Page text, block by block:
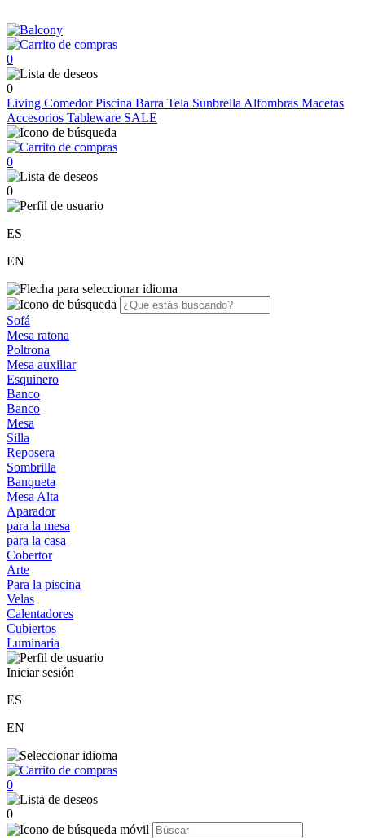
0
0
Living ComedorPiscina Barra Tela Sunbrella Alfombras Macetas
Accesorios Tableware SALE
0
0
ES
EN
Sofá
Mesa ratona
Poltrona
Mesa auxiliar
Esquinero
Banco
Banco
Mesa
Silla
Reposera
Sombrilla
Banqueta
Mesa Alta
Aparador
para la mesa
para la casa
Cobertor
Arte
Para la piscina
Velas
Calentadores
Cubiertos
Luminaria
Iniciar sesión
ES
EN
0
0